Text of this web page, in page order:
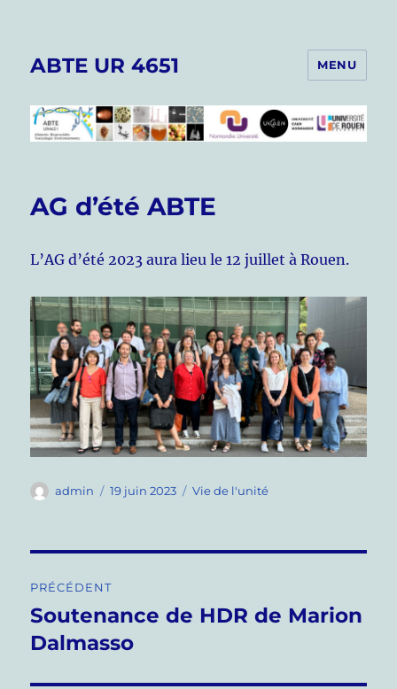
ABTE UR 4651 MENU
AG d’été ABTE
L’AG d’été 2023 aura lieu le 12 juillet à Rouen.
Auteur
admin
Publié
19 juin 2023 Catégories
Vie de l'unité
de
l’article
PRÉCÉDENT
Publication
précédente :
Soutenance de HDR de Marion
Dalmasso